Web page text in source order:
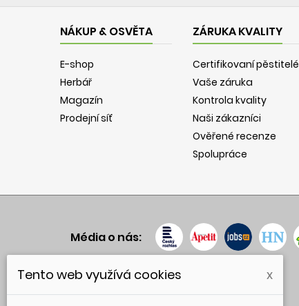
NÁKUP & OSVĚTA
E-shop
Herbář
Magazín
Prodejní síť
ZÁRUKA KVALITY
Certifikovaní pěstitelé
Vaše záruka
Kontrola kvality
Naši zákazníci
Ověřené recenze
Spolupráce
Média o nás:
Tento web využívá cookies x